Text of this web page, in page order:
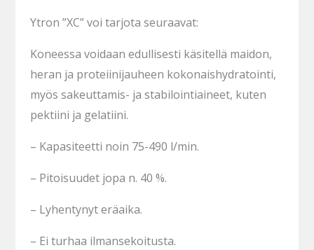
Ytron ”XC” voi tarjota seuraavat:
Koneessa voidaan edullisesti käsitellä maidon,
heran ja proteiinijauheen kokonaishydratointi,
myös sakeuttamis- ja stabilointiaineet, kuten
pektiini ja gelatiini.
– Kapasiteetti noin 75-490 l/min.
– Pitoisuudet jopa n. 40 %.
– Lyhentynyt eräaika.
– Ei turhaa ilmansekoitusta.